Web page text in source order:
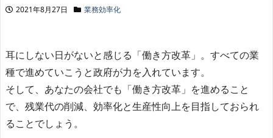
2021年8月27日 業務効率化
耳にしない日がないと感じる「働き方改革」。すべての業
種で進めていこうと政府が力を入れています。
そして、あなたの会社でも「働き方改革」を進めること
で、残業代の削減、効率化と生産性向上を目指しておられ
ることでしょう。